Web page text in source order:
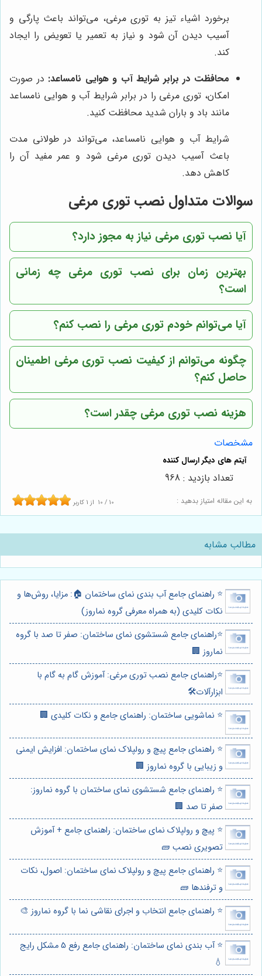
برخورد اشیاء تیز به توری مرغی، می‌تواند باعث پارگی و
آسیب دیدن آن شود و نیاز به تعمیر یا تعویض را ایجاد
کند.
محافظت در برابر شرایط آب و هوایی نامساعد: در صورت
امکان، توری مرغی را در برابر شرایط آب و هوایی نامساعد
مانند باد و باران شدید محافظت کنید.
شرایط آب و هوایی نامساعد، می‌تواند در طولانی مدت
باعث آسیب دیدن توری مرغی شود و عمر مفید آن را
کاهش دهد.
سوالات متداول نصب توری مرغی
آیا نصب توری مرغی نیاز به مجوز دارد؟
بهترین زمان برای نصب توری مرغی چه زمانی
است؟
آیا می‌توانم خودم توری مرغی را نصب کنم؟
چگونه می‌توانم از کیفیت نصب توری مرغی اطمینان
حاصل کنم؟
هزینه نصب توری مرغی چقدر است؟
مشخصات
به این مقاله امتیاز بدهید : 10 / 10 از 1 کاربر
تعداد بازدید : 968
مطالب مشابه
⭐️ راهنمای جامع آب بندی نمای ساختمان 🏠: مزایا، روش‌ها و
نکات کلیدی (به همراه معرفی گروه نماروز)
⭐️راهنمای جامع شستشوی نمای ساختمان: صفر تا صد با گروه
نماروز 🏢
⭐️راهنمای جامع نصب توری مرغی: آموزش گام به گام با
ابزارآلات🛠️
⭐️ نماشویی ساختمان: راهنمای جامع و نکات کلیدی 🏢
⭐️ راهنمای جامع پیچ و رولپلاک نمای ساختمان: افزایش ایمنی
و زیبایی با گروه نماروز 🏢
⭐️ راهنمای جامع شستشوی نمای ساختمان با گروه نماروز:
صفر تا صد 🏢
⭐️ پیچ و رولپلاک نمای ساختمان: راهنمای جامع + آموزش
تصویری نصب 🧱
⭐️ راهنمای جامع پیچ و رولپلاک نمای ساختمان: اصول، نکات
و ترفندها 🧱
⭐️ راهنمای جامع انتخاب و اجرای نقاشی نما با گروه نماروز 🎨
⭐️ آب بندی نمای ساختمان: راهنمای جامع رفع 5 مشکل رایج
💧